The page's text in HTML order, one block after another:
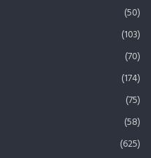
(50)
(103)
(70)
(174)
(75)
(58)
(625)